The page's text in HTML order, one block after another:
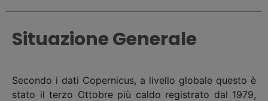
Situazione Generale
Secondo i dati Copernicus, a livello globale questo è
stato il terzo Ottobre più caldo registrato dal 1979,